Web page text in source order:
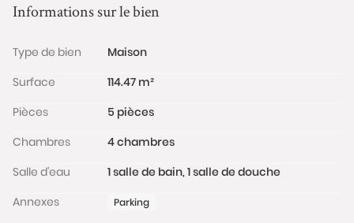
Conformément à l'Article L.561-5 du code monétaire
sera exigée pour tous les visiteurs majeurs avant
chaque visite.
Les informations sur les risques auxquels ce bien est
exposé sont disponibles sur le site Géorisques :
www.georisques.gouv.fr
Informations sur le bien
Type de bien
Maison
Surface
114.47 m²
Pièces
5 pièces
Chambres
4 chambres
Salle d'eau
1 salle de bain, 1 salle de douche
Annexes
Parking